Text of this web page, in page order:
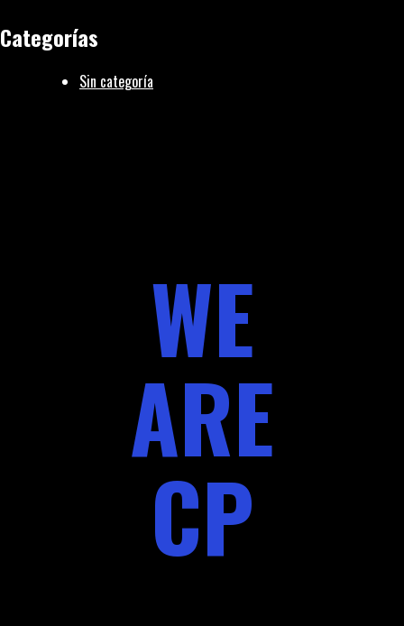
Categorías
Sin categoría
WE
ARE
CP